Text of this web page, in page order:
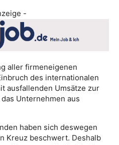
-
aller firmeneigenen
des internationalen
ausfallenden Umsätze zur
Unternehmen aus
haben sich deswegen
Kreuz beschwert. Deshalb